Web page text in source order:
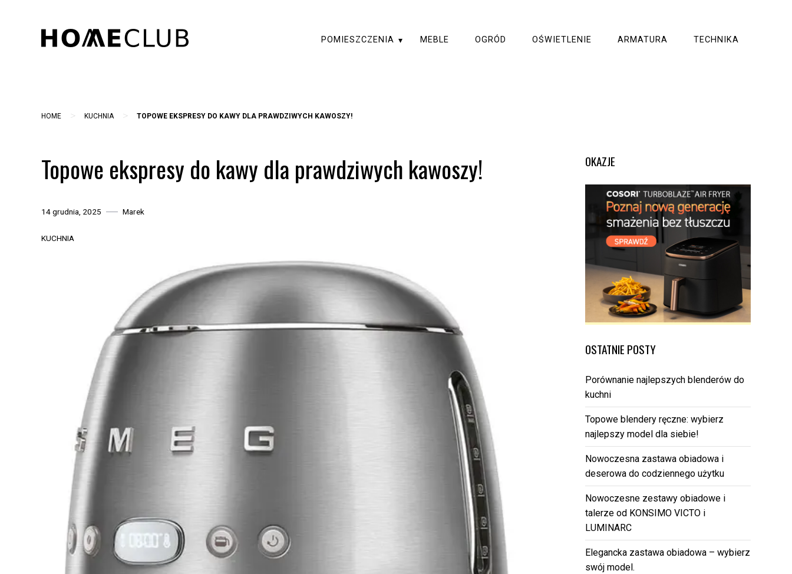
POMIESZCZENIA MEBLE OGRÓD OŚWIETLENIE ARMATURA TECHNIKA
HOME > KUCHNIA > TOPOWE EKSPRESY DO KAWY DLA PRAWDZIWYCH KAWOSZY!
Topowe ekspresy do kawy dla prawdziwych kawoszy!
14 grudnia, 2025 Marek
KUCHNIA
OKAZJE
OSTATNIE POSTY
Porównanie najlepszych blenderów do
kuchni
Topowe blendery ręczne: wybierz
najlepszy model dla siebie!
Nowoczesna zastawa obiadowa i
deserowa do codziennego użytku
Nowoczesne zestawy obiadowe i
talerze od KONSIMO VICTO i
LUMINARC
Elegancka zastawa obiadowa – wybierz
swój model.